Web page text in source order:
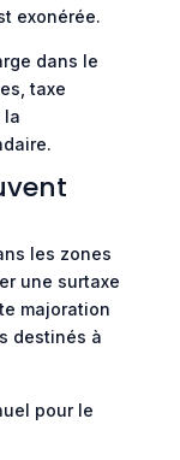
exonérée.
dans le
taxe
la
les zones
une surtaxe
majoration
destinés à
pour le